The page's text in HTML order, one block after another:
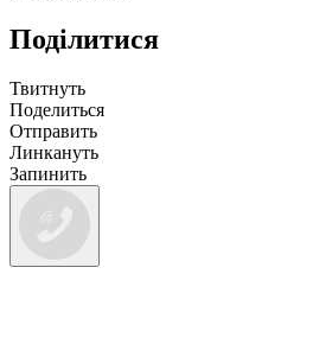
Поділитися
Твитнуть
Поделиться
Отправить
Линкануть
Запинить